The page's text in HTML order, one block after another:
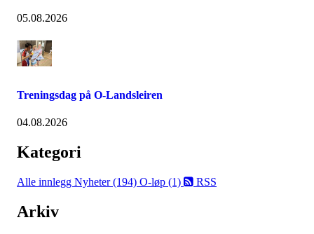
05.08.2026
Treningsdag på O-Landsleiren
04.08.2026
Kategori
Alle innlegg Nyheter (194) O-løp (1) RSS
Arkiv